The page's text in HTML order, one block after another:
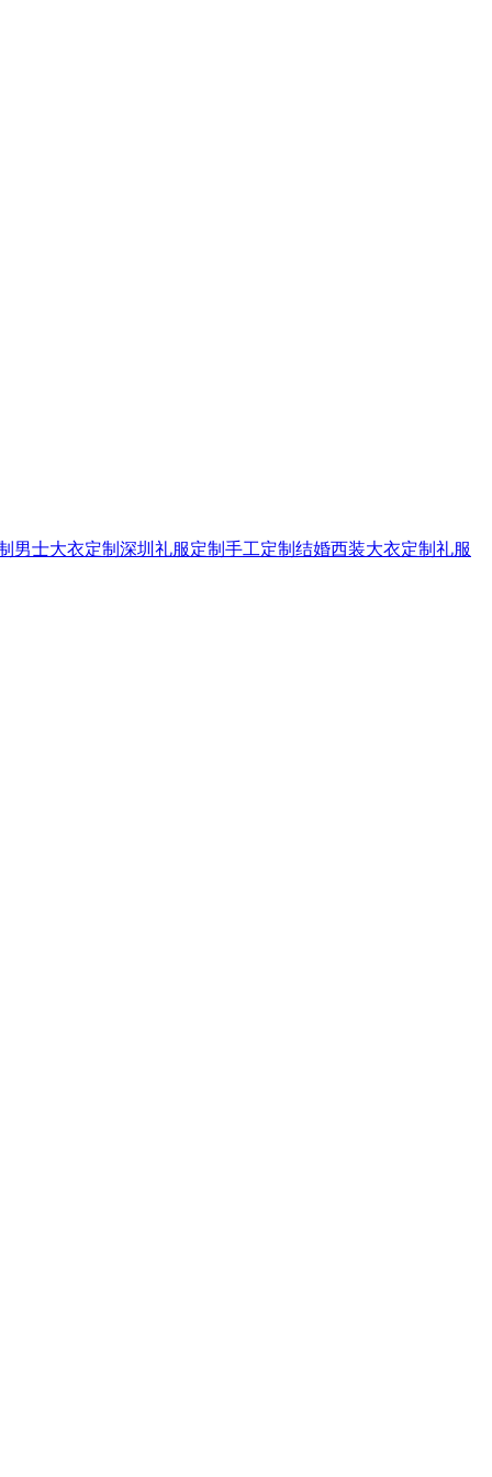
男士大衣定制 深圳礼服定制 手工定制 结婚西装大衣定制 礼服